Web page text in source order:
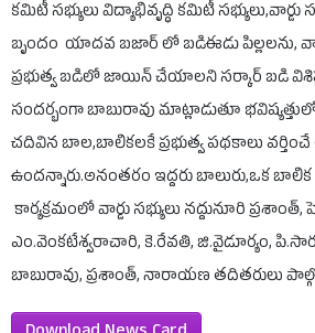
కమిటీ సభ్యులు విద్యాభివృద్ధి కమిటీ
బృందం యాదవ బజార్ లో బడిఈడు పిల్లలను, వారి
ప్రభుత్వ బడిలో జాయిన్ చేయాలని సర్కార్ బడి
సందర్భంగా బాబురావు మాట్లాడుతూ
చదివిన బాల,బాలికలకే ప్రభుత్వ పథకాలు
ఉందన్నారు.అనంతరం ఇద్దరు బాలురు,ఒక
కార్యక్రమంలో వార్డు సభ్యులు నద్దునూరి
ఎం.వెంకటేశ్వరాచారి, కె.రేవతి, జి.వైడూర్యం,
బాబురావు, ప్రశాంత్, నారాయణ తదితరులు